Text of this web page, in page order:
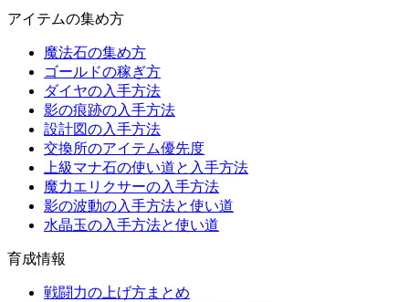
アイテムの集め方
魔法石の集め方
ゴールドの稼ぎ方
ダイヤの入手方法
影の痕跡の入手方法
設計図の入手方法
交換所のアイテム優先度
上級マナ石の使い道と入手方法
魔力エリクサーの入手方法
影の波動の入手方法と使い道
水晶玉の入手方法と使い道
育成情報
戦闘力の上げ方まとめ